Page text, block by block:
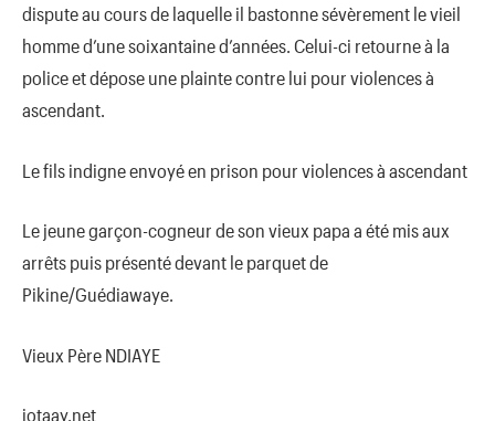
dispute au cours de laquelle il bastonne sévèrement le vieil
homme d’une soixantaine d’années. Celui-ci retourne à la
police et dépose une plainte contre lui pour violences à
ascendant.
Le fils indigne envoyé en prison pour violences à ascendant
Le jeune garçon-cogneur de son vieux papa a été mis aux
arrêts puis présenté devant le parquet de
Pikine/Guédiawaye.
Vieux Père NDIAYE
jotaay.net